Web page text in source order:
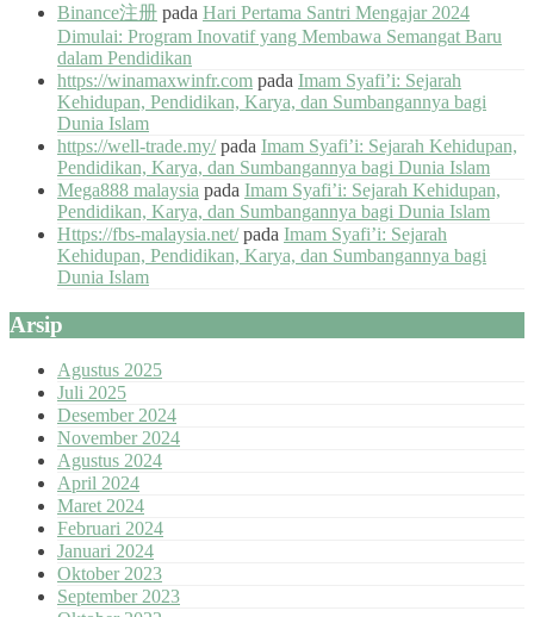
Binance注册 pada Hari Pertama Santri Mengajar 2024
Dimulai: Program Inovatif yang Membawa Semangat Baru
dalam Pendidikan
https://winamaxwinfr.com pada Imam Syafi’i: Sejarah
Kehidupan, Pendidikan, Karya, dan Sumbangannya bagi
Dunia Islam
https://well-trade.my/pada Imam Syafi’i: Sejarah Kehidupan,
Pendidikan, Karya, dan Sumbangannya bagi Dunia Islam
Mega888 malaysia pada Imam Syafi’i: Sejarah Kehidupan,
Pendidikan, Karya, dan Sumbangannya bagi Dunia Islam
Https://fbs-malaysia.net/pada Imam Syafi’i: Sejarah
Kehidupan, Pendidikan, Karya, dan Sumbangannya bagi
Dunia Islam
Arsip
Agustus 2025
Juli 2025
Desember 2024
November 2024
Agustus 2024
April 2024
Maret 2024
Februari 2024
Januari 2024
Oktober 2023
September 2023